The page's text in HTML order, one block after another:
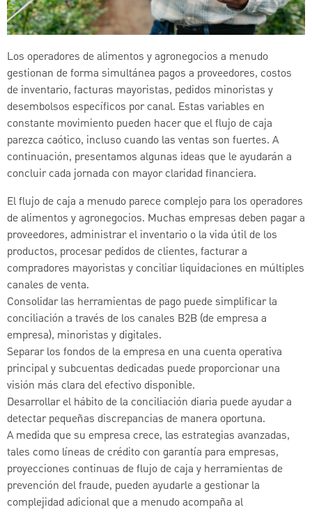
Los operadores de alimentos y agronegocios a menudo
gestionan de forma simultánea pagos a proveedores, costos
de inventario, facturas mayoristas, pedidos minoristas y
desembolsos específicos por canal. Estas variables en
constante movimiento pueden hacer que el flujo de caja
parezca caótico, incluso cuando las ventas son fuertes. A
continuación, presentamos algunas ideas que le ayudarán a
concluir cada jornada con mayor claridad financiera.
El flujo de caja a menudo parece complejo para los operadores
de alimentos y agronegocios. Muchas empresas deben pagar a
proveedores, administrar el inventario o la vida útil de los
productos, procesar pedidos de clientes, facturar a
compradores mayoristas y conciliar liquidaciones en múltiples
canales de venta.
Consolidar las herramientas de pago puede simplificar la
conciliación a través de los canales B2B (de empresa a
empresa), minoristas y digitales.
Separar los fondos de la empresa en una cuenta operativa
principal y subcuentas dedicadas puede proporcionar una
visión más clara del efectivo disponible.
Desarrollar el hábito de la conciliación diaria puede ayudar a
detectar pequeñas discrepancias de manera oportuna.
A medida que su empresa crece, las estrategias avanzadas,
tales como líneas de crédito con garantía para empresas,
proyecciones continuas de flujo de caja y herramientas de
prevención del fraude, pueden ayudarle a gestionar la
complejidad adicional que a menudo acompaña al